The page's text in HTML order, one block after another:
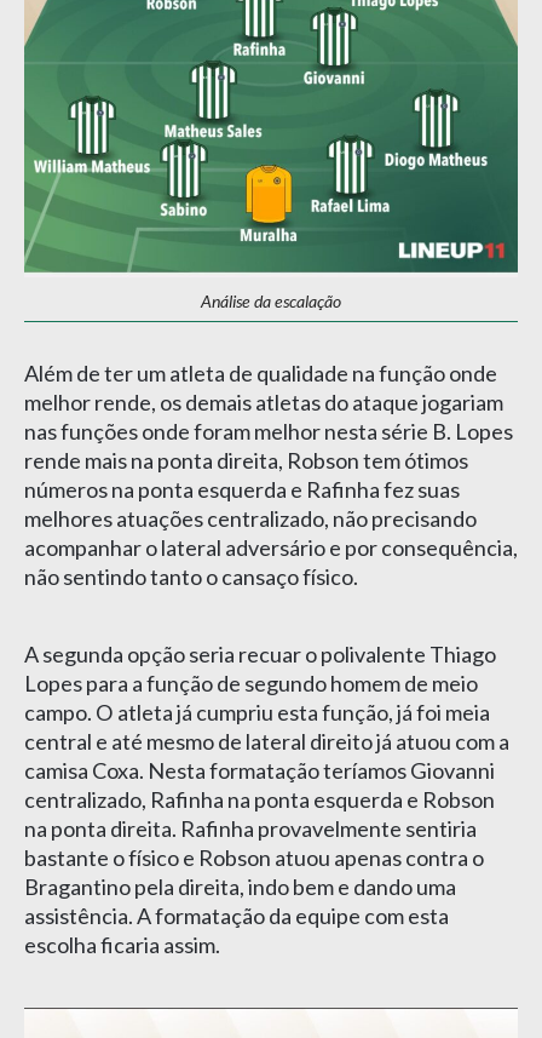
Análise da escalação
Além de ter um atleta de qualidade na função onde
melhor rende, os demais atletas do ataque jogariam
nas funções onde foram melhor nesta série B. Lopes
rende mais na ponta direita, Robson tem ótimos
números na ponta esquerda e Rafinha fez suas
melhores atuações centralizado, não precisando
acompanhar o lateral adversário e por consequência,
não sentindo tanto o cansaço físico.
A segunda opção seria recuar o polivalente Thiago
Lopes para a função de segundo homem de meio
campo. O atleta já cumpriu esta função, já foi meia
central e até mesmo de lateral direito já atuou com a
camisa Coxa. Nesta formatação teríamos Giovanni
centralizado, Rafinha na ponta esquerda e Robson
na ponta direita. Rafinha provavelmente sentiria
bastante o físico e Robson atuou apenas contra o
Bragantino pela direita, indo bem e dando uma
assistência. A formatação da equipe com esta
escolha ficaria assim.